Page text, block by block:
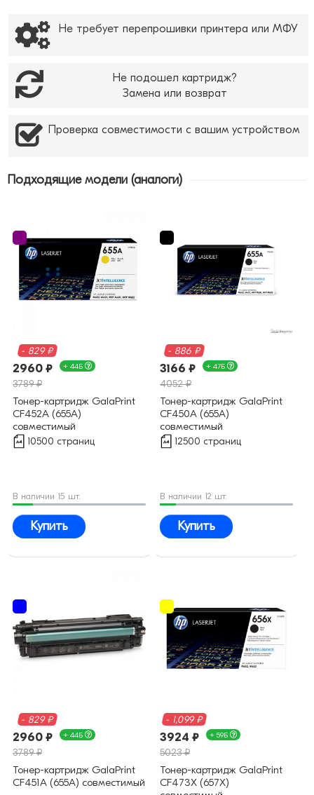
Не требует перепрошивки принтера или МФУ
Не подошел картридж?
Замена или возврат
Проверка совместимости с вашим устройством
Подходящие модели (аналоги)
- 829 ₽
2960 ₽ + 44Б
3789 ₽
Тонер-картридж GalaPrint
CF452A (655A)
совместимый
10500 страниц
В наличии 15 шт.
Купить
- 886 ₽
3166 ₽ + 47Б
4052 ₽
Тонер-картридж GalaPrint
CF450A (655A)
совместимый
12500 страниц
В наличии 12 шт.
Купить
- 829 ₽
2960 ₽ + 44Б
3789 ₽
Тонер-картридж GalaPrint
CF451A (655A) совместимый
- 1,099 ₽
3924 ₽ + 59Б
5023 ₽
Тонер-картридж GalaPrint
CF473X (657X)